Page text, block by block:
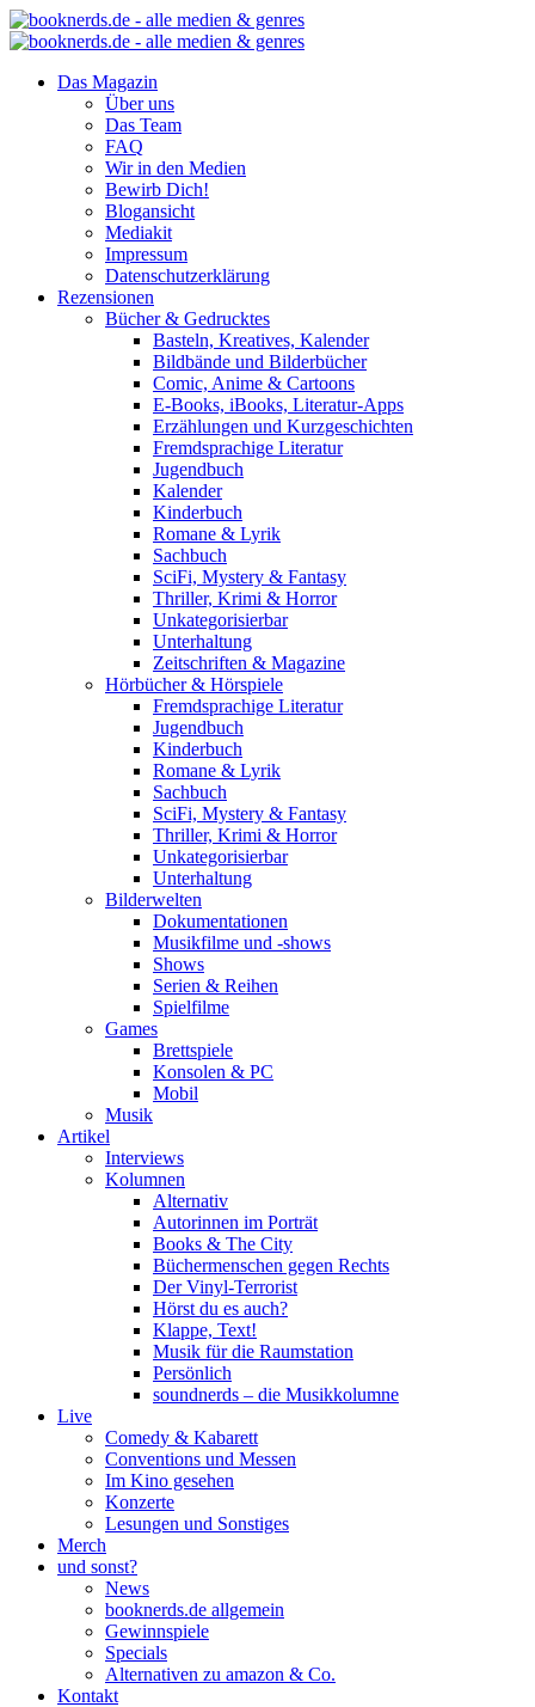
Das Magazin
Über uns
Das Team
FAQ
Wir in den Medien
Bewirb Dich!
Blogansicht
Mediakit
Impressum
Datenschutzerklärung
Rezensionen
Bücher & Gedrucktes
Basteln, Kreatives, Kalender
Bildbände und Bilderbücher
Comic, Anime & Cartoons
E-Books, iBooks, Literatur-Apps
Erzählungen und Kurzgeschichten
Fremdsprachige Literatur
Jugendbuch
Kalender
Kinderbuch
Romane & Lyrik
Sachbuch
SciFi, Mystery & Fantasy
Thriller, Krimi & Horror
Unkategorisierbar
Unterhaltung
Zeitschriften & Magazine
Hörbücher & Hörspiele
Fremdsprachige Literatur
Jugendbuch
Kinderbuch
Romane & Lyrik
Sachbuch
SciFi, Mystery & Fantasy
Thriller, Krimi & Horror
Unkategorisierbar
Unterhaltung
Bilderwelten
Dokumentationen
Musikfilme und -shows
Shows
Serien & Reihen
Spielfilme
Games
Brettspiele
Konsolen & PC
Mobil
Musik
Artikel
Interviews
Kolumnen
Alternativ
Autorinnen im Porträt
Books & The City
Büchermenschen gegen Rechts
Der Vinyl-Terrorist
Hörst du es auch?
Klappe, Text!
Musik für die Raumstation
Persönlich
soundnerds – die Musikkolumne
Live
Comedy & Kabarett
Conventions und Messen
Im Kino gesehen
Konzerte
Lesungen und Sonstiges
Merch
und sonst?
News
booknerds.de allgemein
Gewinnspiele
Specials
Alternativen zu amazon & Co.
Kontakt